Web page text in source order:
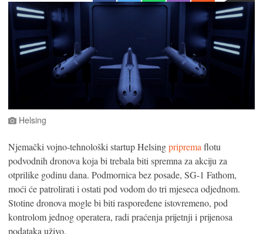
Helsing
Njemački vojno-tehnološki startup Helsingpripremaflotu
podvodnih dronova koja bi trebala biti spremna za akciju za
otprilike godinu dana. Podmornica bez posade, SG-1 Fathom,
moći će patrolirati i ostati pod vodom do tri mjeseca odjednom.
Stotine dronova mogle bi biti raspoređene istovremeno, pod
kontrolom jednog operatera, radi praćenja prijetnji i prijenosa
podataka uživo.